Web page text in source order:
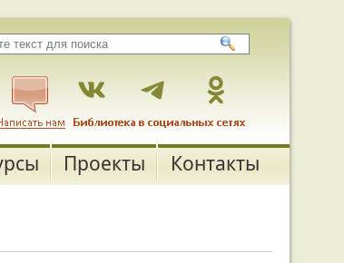
Проекты Контакты